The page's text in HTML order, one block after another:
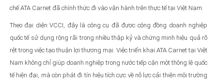
chế ATA Carnet đã chính thức đi vào vận hành trên thực tế tại Việt Nam.
Theo đại diện VCCI, đây là công cụ đã được cộng đồng doanh nghiệp
quốc tế sử dụng rộng rãi trong nhiều thập kỷ và chứng minh hiệu quả rõ
rệt trong việc tạo thuận lợi thương mại. Việc triển khai ATA Carnet tại Việt
Nam không chỉ giúp doanh nghiệp trong nước tiếp cận một thông lệ quốc
tế hiện đại, mà còn phát đi tín hiệu tích cực về nỗ lực cải thiện môi trường